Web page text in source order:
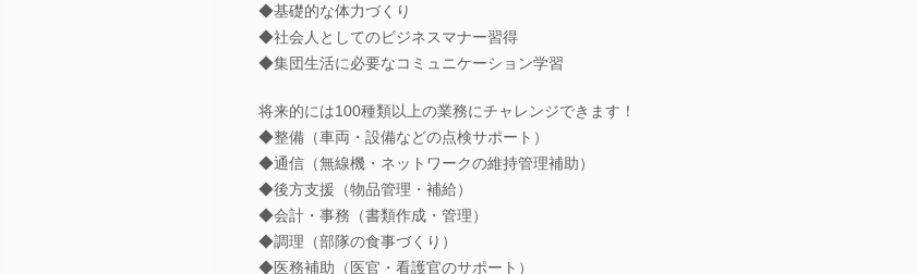
◆基礎的な体力づくり
◆社会人としてのビジネスマナー習得
◆集団生活に必要なコミュニケーション学習
将来的には100種類以上の業務にチャレンジできます！
◆整備（車両・設備などの点検サポート）
◆通信（無線機・ネットワークの維持管理補助）
◆後方支援（物品管理・補給）
◆会計・事務（書類作成・管理）
◆調理（部隊の食事づくり）
◆医務補助（医官・看護官のサポート）